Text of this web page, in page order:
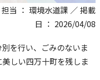
当 ： 環境水道課 ／ 掲載
日 ： 2026/04/08
を行い、ごみのないま
しい四万十町を残しま